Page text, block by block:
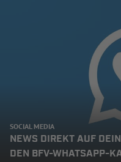
SOCIAL MEDIA
NEWS DIREKT AUF
DEN BFV-WHATSAPP-